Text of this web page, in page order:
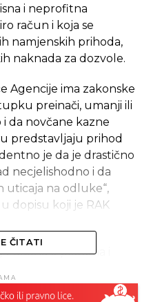
i neprofitna
račun i koja se
namjenskih prihoda,
naknada za dozvole.
Agencije ima zakonske
preinači, umanji ili
da novčane kazne
predstavljaju prihod
je da je drastično
necjelishodno i da
uticaja na odluke“,
dopisu koji je RAK
Zakona o platama i
mjesečno
ČITATI